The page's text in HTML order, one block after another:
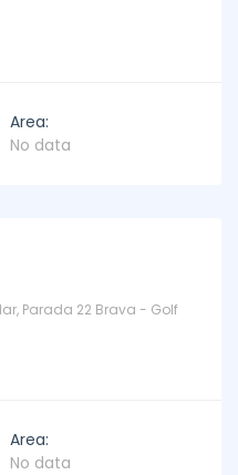
Area:
No data
Parada 22 Brava - Golf
Area:
No data